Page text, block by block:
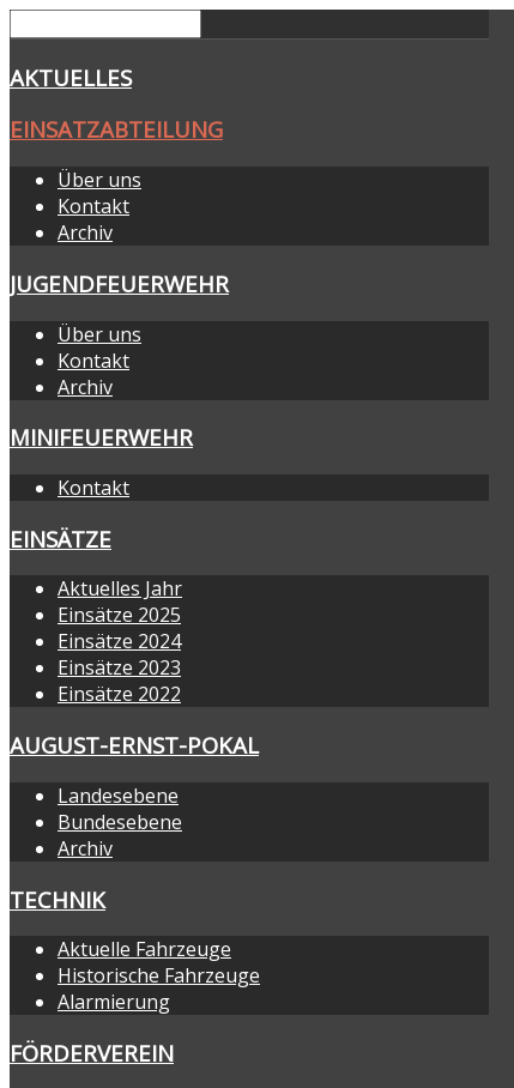
AKTUELLES
EINSATZABTEILUNG
Über uns
Kontakt
Archiv
JUGENDFEUERWEHR
Über uns
Kontakt
Archiv
MINIFEUERWEHR
Kontakt
EINSÄTZE
Aktuelles Jahr
Einsätze 2025
Einsätze 2024
Einsätze 2023
Einsätze 2022
AUGUST-ERNST-POKAL
Landesebene
Bundesebene
Archiv
TECHNIK
Aktuelle Fahrzeuge
Historische Fahrzeuge
Alarmierung
FÖRDERVEREIN